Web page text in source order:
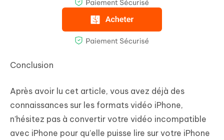
Conclusion
Après avoir lu cet article, vous avez déjà des
connaissances sur les formats vidéo iPhone,
n’hésitez pas à convertir votre vidéo incompatible
avec iPhone pour qu’elle puisse lire sur votre iPhone